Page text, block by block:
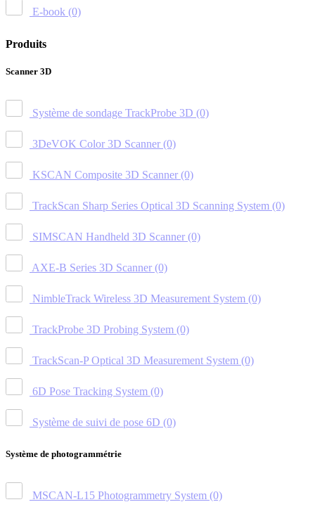
E-book (0)
Produits
Scanner 3D
Système de sondage TrackProbe 3D (0)
3DeVOK Color 3D Scanner (0)
KSCAN Composite 3D Scanner (0)
TrackScan Sharp Series Optical 3D Scanning System (0)
SIMSCAN Handheld 3D Scanner (0)
AXE-B Series 3D Scanner (0)
NimbleTrack Wireless 3D Measurement System (0)
TrackProbe 3D Probing System (0)
TrackScan-P Optical 3D Measurement System (0)
6D Pose Tracking System (0)
Système de suivi de pose 6D (0)
Système de photogrammétrie
MSCAN-L15 Photogrammetry System (0)